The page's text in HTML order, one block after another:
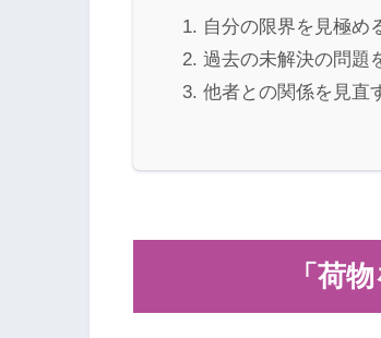
自分の限界を見極め
過去の未解決の問題
他者との関係を見直
「荷